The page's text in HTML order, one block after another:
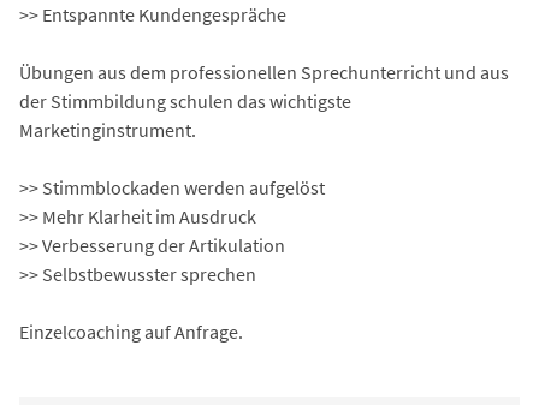
>> Entspannte Kundengespräche
Übungen aus dem professionellen Sprechunterricht und aus
der Stimmbildung schulen das wichtigste
Marketinginstrument.
>> Stimmblockaden werden aufgelöst
>> Mehr Klarheit im Ausdruck
>> Verbesserung der Artikulation
>> Selbstbewusster sprechen
Einzelcoaching auf Anfrage.